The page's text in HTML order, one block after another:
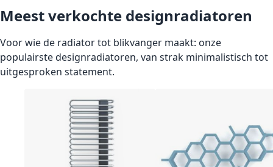
Meest verkochte designradiatoren
Voor wie de radiator tot blikvanger maakt: onze
populairste designradiatoren, van strak minimalistisch tot
uitgesproken statement.